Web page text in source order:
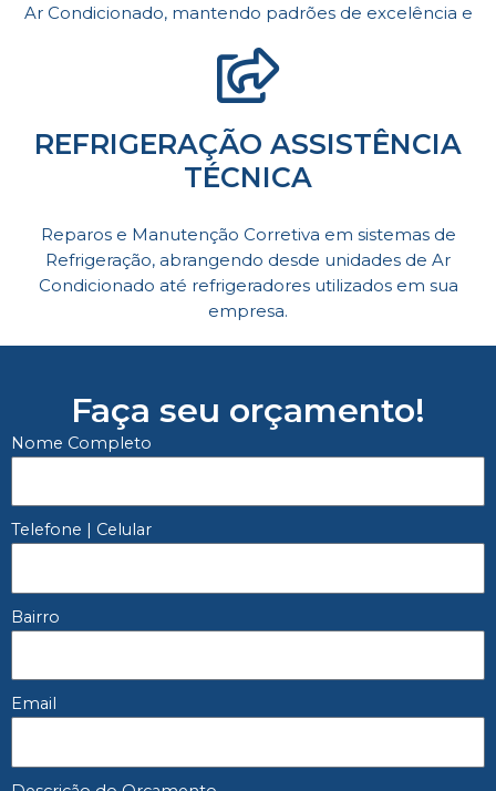
Ar Condicionado, mantendo padrões de excelência e
REFRIGERAÇÃO ASSISTÊNCIA
TÉCNICA
Reparos e Manutenção Corretiva em sistemas de
Refrigeração, abrangendo desde unidades de Ar
Condicionado até refrigeradores utilizados em sua
empresa.
Faça seu orçamento!
Nome Completo
Telefone | Celular
Bairro
Email